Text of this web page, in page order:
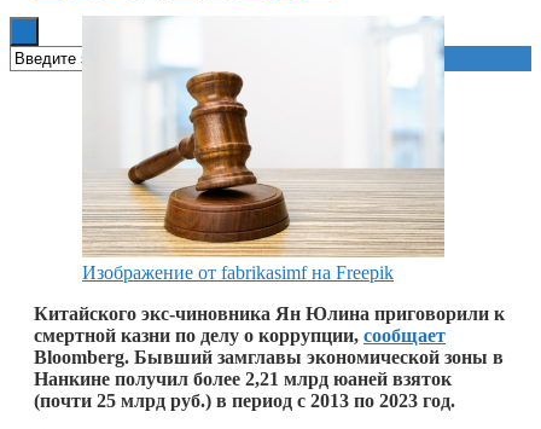
Изображение от fabrikasimf на Freepik
Китайского экс-чиновника Ян Юлина приговорили к
смертной казни по делу о коррупции, сообщает
Bloomberg. Бывший замглавы экономической зоны в
Нанкине получил более 2,21 млрд юаней взяток
(почти 25 млрд руб.) в период с 2013 по 2023 год.